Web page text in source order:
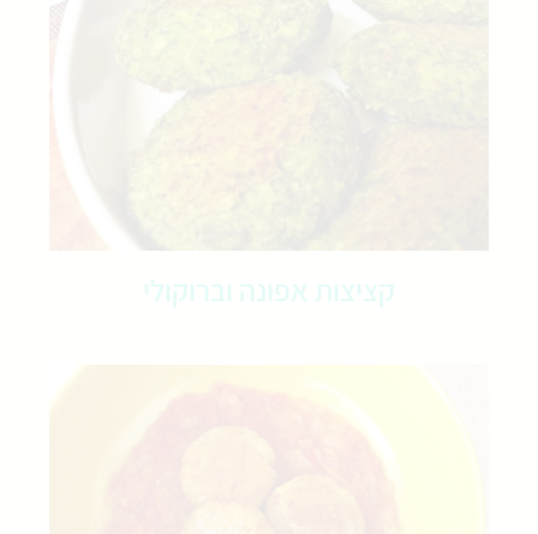
קציצות אפונה וברוקולי